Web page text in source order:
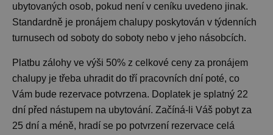
ubytovaných osob, pokud není v ceníku uvedeno jinak.
Standardně je pronájem chalupy poskytován v týdenních
turnusech od soboty do soboty nebo v jeho násobcích.
Platbu zálohy ve výši 50% z celkové ceny za pronájem
chalupy je třeba uhradit do tří pracovních dní poté, co
Vám bude rezervace potvrzena. Doplatek je splatný 22
dní před nástupem na ubytování. Začíná-li Váš pobyt za
25 dní a méně, hradí se po potvrzení rezervace celá